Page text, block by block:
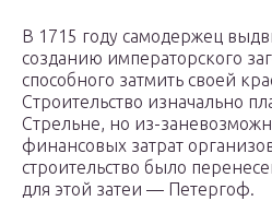
В 1715 году самодержец
созданию императорского
способного затмить своей
Строительство изначально
Стрельне, но из-
финансовых затрат
строительство было
для этой затеи — Петергоф.